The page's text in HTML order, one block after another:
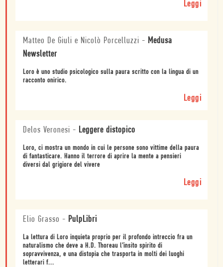
Leggi
Matteo De Giuli e Nicolò Porcelluzzi - Medusa
Newsletter
Loro è uno studio psicologico sulla paura scritto con la lingua di un
racconto onirico.
Leggi
Delos Veronesi - Leggere distopico
Loro, ci mostra un mondo in cui le persone sono vittime della paura
di fantasticare. Hanno il terrore di aprire la mente a pensieri
diversi dal grigiore del vivere
Leggi
Elio Grasso - PulpLibri
La lettura di Loro inquieta proprio per il profondo intreccio fra un
naturalismo che deve a H.D. Thoreau l’insito spirito di
sopravvivenza, e una distopia che trasporta in molti dei luoghi
letterari f...